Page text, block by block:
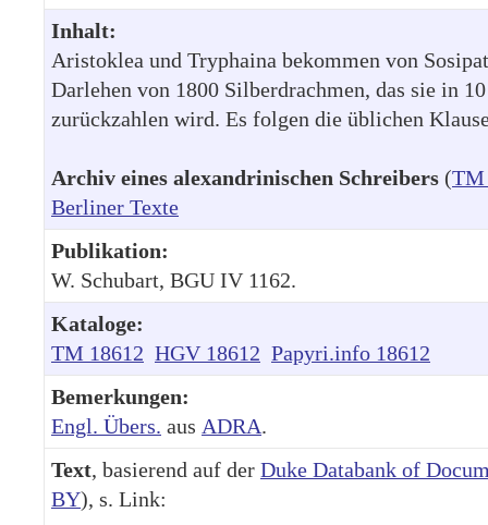
Inhalt:
Aristoklea und Tryphaina bekommen von
Darlehen von 1800 Silberdrachmen, das sie in
zurückzahlen wird. Es folgen die üblichen
Archiv eines alexandrinischen Schreibers (TM
Berliner Texte
Publikation:
W. Schubart, BGU IV 1162.
Kataloge:
TM 18612 HGV 18612 Papyri.info 18612
Bemerkungen:
Engl. Übers. aus ADRA.
Text, basierend auf der Duke Databank of
BY), s. Link: